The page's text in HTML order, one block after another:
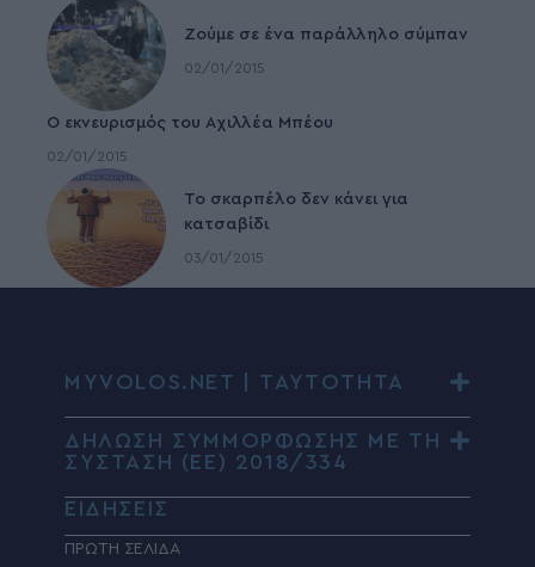
Ζούμε σε ένα παράλληλο σύμπαν
02/01/2015
Ο εκνευρισμός του Αχιλλέα Μπέου
02/01/2015
To σκαρπέλο δεν κάνει για
κατσαβίδι
03/01/2015
MYVOLOS.NET | ΤΑΥΤΟΤΗΤΑ
ΔΗΛΩΣΗ ΣΥΜΜΟΡΦΩΣΗΣ ΜΕ ΤΗ
ΣΥΣΤΑΣΗ (ΕΕ) 2018/334
ΕΙΔΗΣΕΙΣ
ΠΡΩΤΗ ΣΕΛΙΔΑ